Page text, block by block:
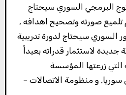
البرمجي السوري سيحتاج
تلميع صورته وتصحيح اهدافه ,
السوري سيحتاج لدورة تدريبية
لاستثمار قدراته بعيداً
زرعتها المؤسسة
سوريا, و منظومة الاتصالات –